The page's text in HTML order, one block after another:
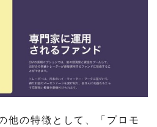
他の特徴として、「プロモ